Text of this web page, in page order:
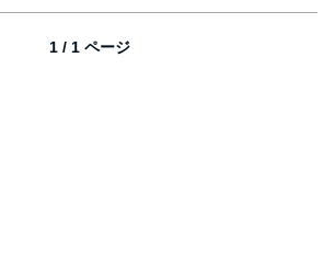
1 / 1 ページ